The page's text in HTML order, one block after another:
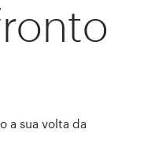
a sua volta da